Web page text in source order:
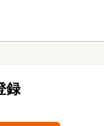
録